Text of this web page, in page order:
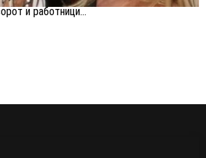
и работници...